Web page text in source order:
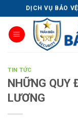
to
content
DỊCH VỤ BẢO
TIN TỨC
NHỮNG QUY
LƯƠNG